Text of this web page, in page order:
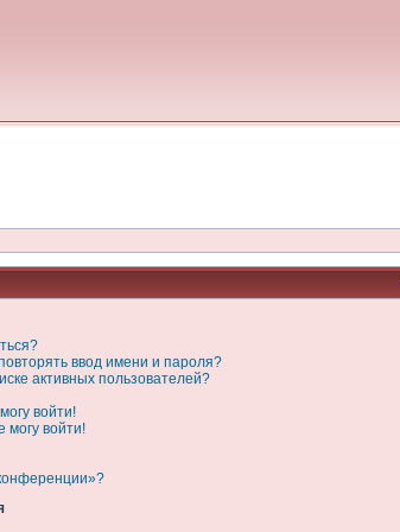
ввод имени и пароля?
активных пользователей?
войти!
могу войти!